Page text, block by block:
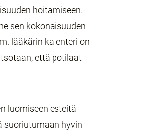
hoitamiseen.
sen kokonaisuuden
lääkärin kalenteri on
että potilaat
luomiseen esteitä
suoriutumaan hyvin